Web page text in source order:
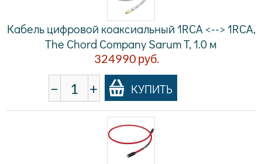
Кабель цифровой коаксиальный 1RCA <--> 1RCA,
The Chord Company Sarum T, 1.0 м
324990 руб.
− + КУПИТЬ